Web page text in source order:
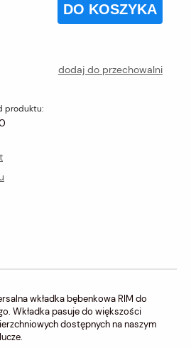
DO KOSZYKA
dodaj do przechowalni
produktu:
wkładka bębenkowa RIM do
Wkładka pasuje do większości
dostępnych na naszym